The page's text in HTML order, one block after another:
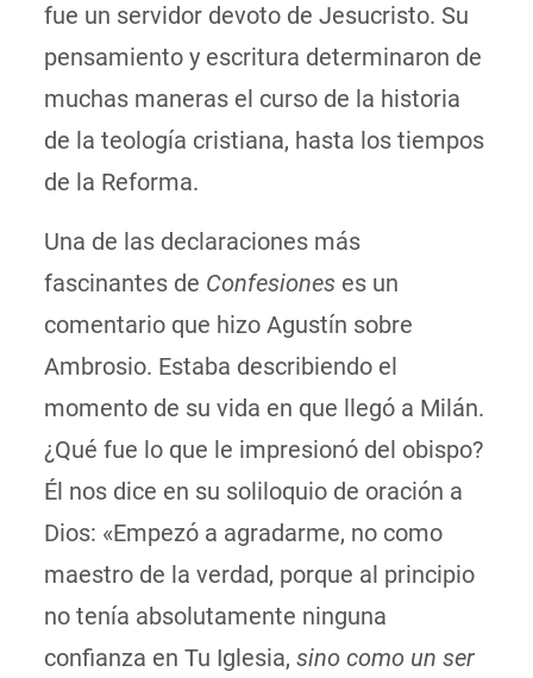
fue un servidor devoto de Jesucristo. Su
pensamiento y escritura determinaron de
muchas maneras el curso de la historia
de la teología cristiana, hasta los tiempos
de la Reforma.
Una de las declaraciones más
fascinantes de Confesioneses un
comentario que hizo Agustín sobre
Ambrosio. Estaba describiendo el
momento de su vida en que llegó a Milán.
¿Qué fue lo que le impresionó del obispo?
Él nos dice en su soliloquio de oración a
Dios: «Empezó a agradarme, no como
maestro de la verdad, porque al principio
no tenía absolutamente ninguna
confianza en Tu Iglesia, sino como un ser